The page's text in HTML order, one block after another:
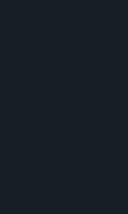
osnovu
pročitajte